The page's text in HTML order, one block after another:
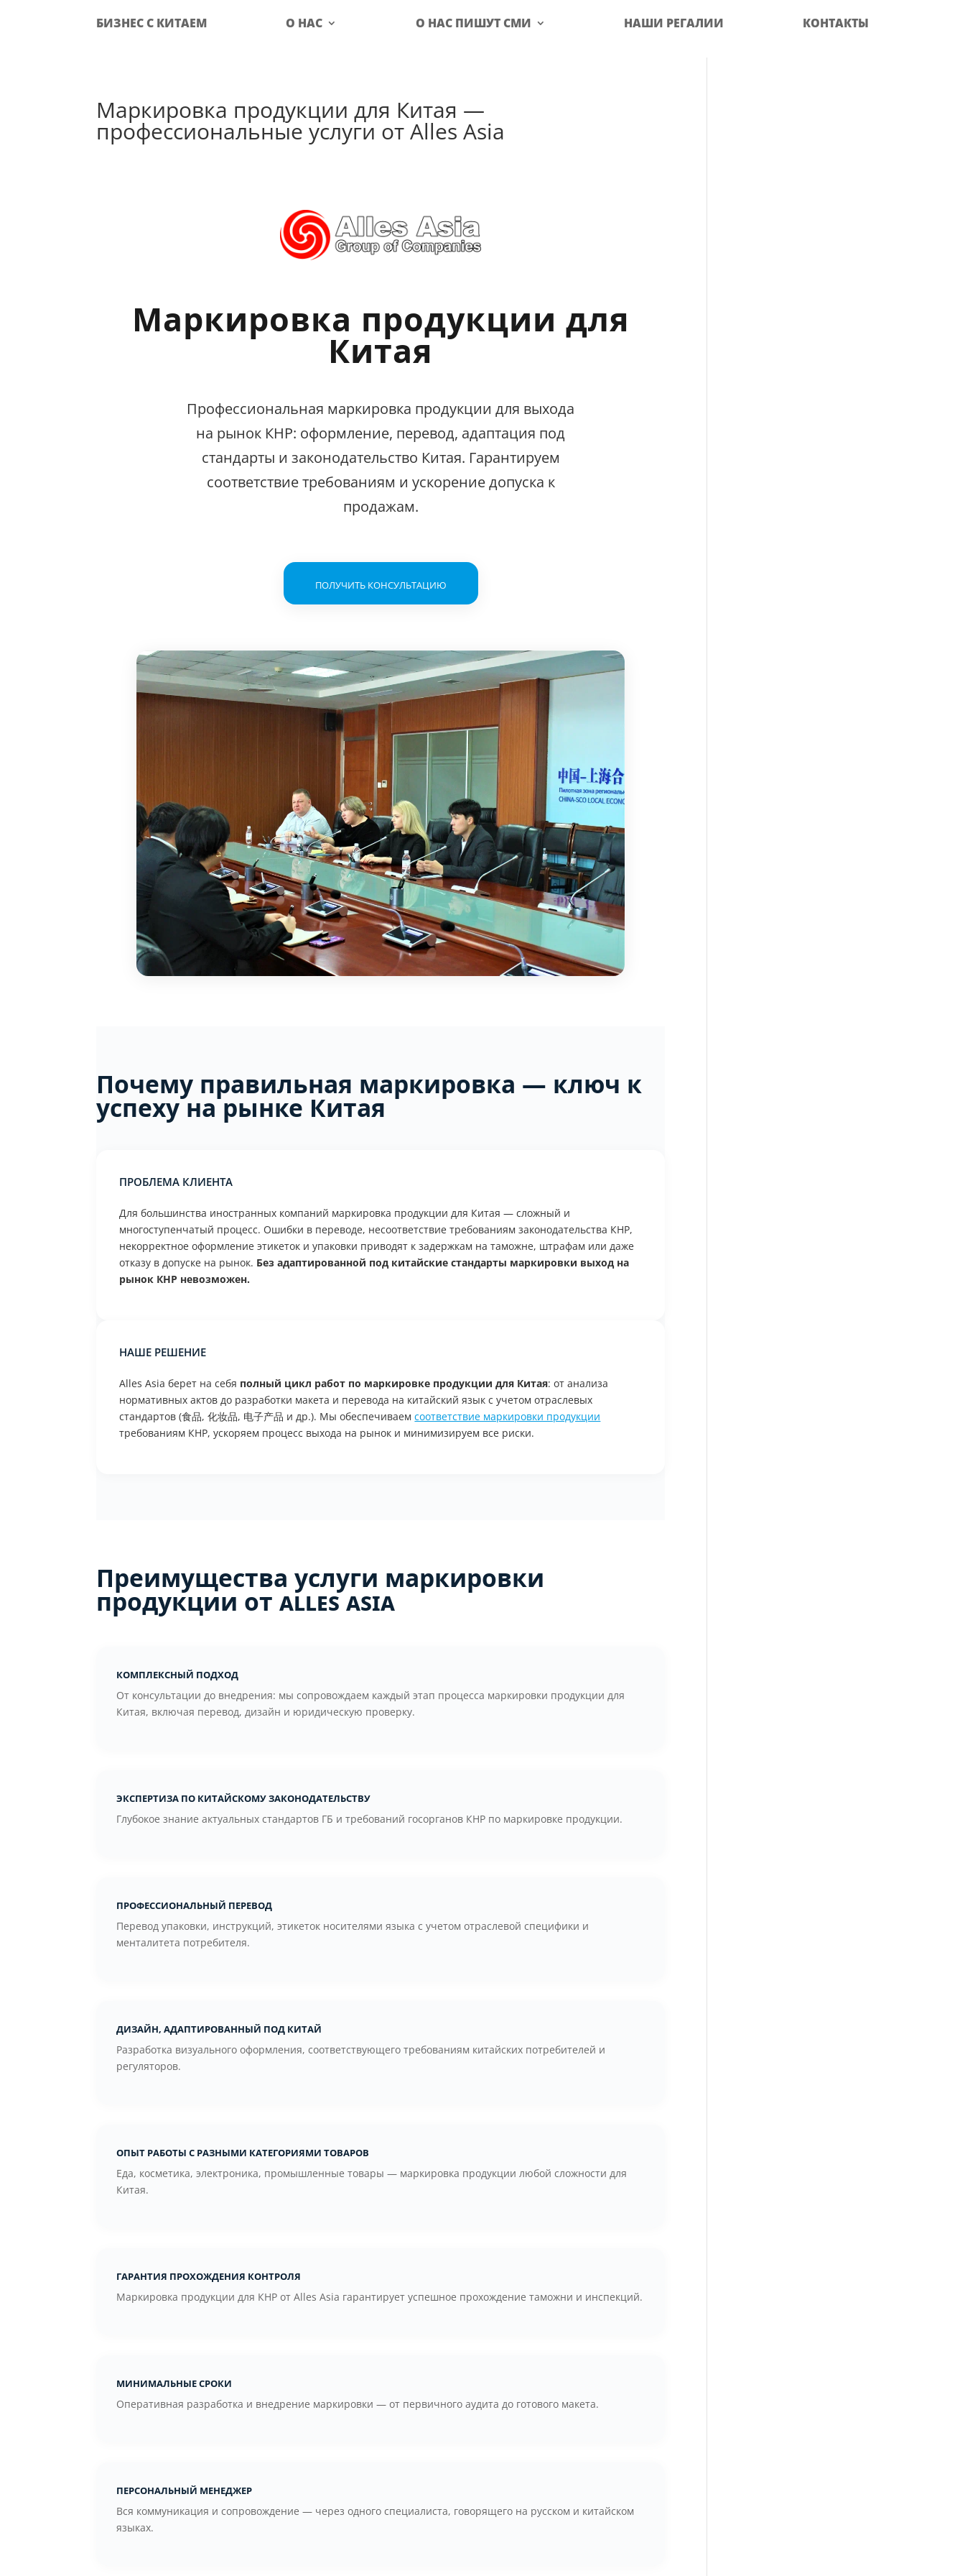
БИЗНЕС С КИТАЕМ О НАС О НАС ПИШУТ СМИ НАШИ РЕГАЛИИ КОНТАКТЫ
Маркировка продукции для Китая —
профессиональные услуги от Alles Asia
Маркировка продукции для
Китая
Профессиональная маркировка продукции для выхода
на рынок КНР: оформление, перевод, адаптация под
стандарты и законодательство Китая. Гарантируем
соответствие требованиям и ускорение допуска к
продажам.
Получить консультацию
Почему правильная маркировка — ключ к
успеху на рынке Китая
Проблема клиента
Для большинства иностранных компаний маркировка продукции для Китая — сложный и
многоступенчатый процесс. Ошибки в переводе, несоответствие требованиям законодательства КНР,
некорректное оформление этикеток и упаковки приводят к задержкам на таможне, штрафам или даже
отказу в допуске на рынок. Без адаптированной под китайские стандарты маркировки выход на
рынок КНР невозможен.
Наше решение
Alles Asia берет на себя полный цикл работ по маркировке продукции для Китая: от анализа
нормативных актов до разработки макета и перевода на китайский язык с учетом отраслевых
стандартов (食品, 化妆品, 电子产品 и др.). Мы обеспечиваемсоответствие маркировки продукции
требованиям КНР, ускоряем процесс выхода на рынок и минимизируем все риски.
Преимущества услуги маркировки
продукции от Alles Asia
Комплексный подход
От консультации до внедрения: мы сопровождаем каждый этап процесса маркировки продукции для
Китая, включая перевод, дизайн и юридическую проверку.
Экспертиза по китайскому законодательству
Глубокое знание актуальных стандартов ГБ и требований госорганов КНР по маркировке продукции.
Профессиональный перевод
Перевод упаковки, инструкций, этикеток носителями языка с учетом отраслевой специфики и
менталитета потребителя.
Дизайн, адаптированный под Китай
Разработка визуального оформления, соответствующего требованиям китайских потребителей и
регуляторов.
Опыт работы с разными категориями товаров
Еда, косметика, электроника, промышленные товары — маркировка продукции любой сложности для
Китая.
Гарантия прохождения контроля
Маркировка продукции для КНР от Alles Asia гарантирует успешное прохождение таможни и инспекций.
Минимальные сроки
Оперативная разработка и внедрение маркировки — от первичного аудита до готового макета.
Персональный менеджер
Вся коммуникация и сопровождение — через одного специалиста, говорящего на русском и китайском
языках.